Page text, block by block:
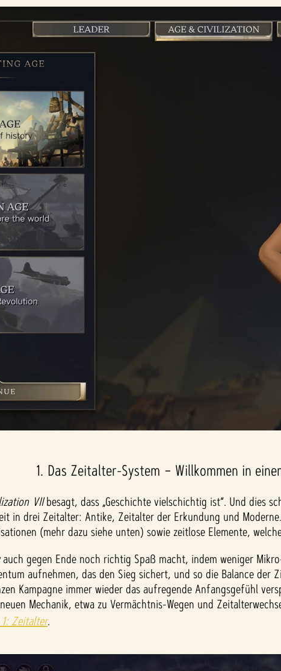
1. Das Zeitalter-System – Willkommen in
VIIbesagt, dass „Geschichte vielschichtig ist“. Und dies
in drei Zeitalter: Antike, Zeitalter der Erkundung und
(mehr dazu siehe unten) sowie zeitlose Elemente,
auch gegen Ende noch richtig Spaß macht, indem weniger
aufnehmen, das den Sieg sichert, und so die Balance
Kampagne immer wieder das aufregende Anfangsgefühl
Mechanik, etwa zu Vermächtnis-Wegen und
Zeitalter.